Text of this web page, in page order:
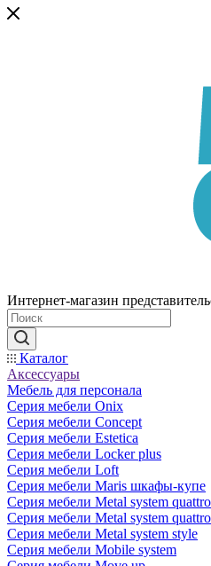
Интернет-магазин
Каталог
Аксессуары
Мебель для персонала
Серия мебели Onix
Серия мебели Concept
Серия мебели Estetica
Серия мебели Locker plus
Серия мебели Loft
Серия мебели Maris шкафы-купе
Серия мебели Metal system
Серия мебели Metal system
Серия мебели Metal system style
Серия мебели Mobile system